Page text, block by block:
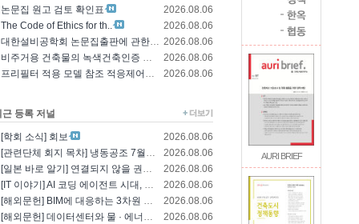
AURI BRIEF
논문집 원고 검토 확인표
2026.08.06
The Code of Ethics for th..
2026.08.06
대한설비공학회 논문집출판에 관한 윤리규정 2026.08.06
비주거용 건축물의 녹색건축인증 에너지 및 환경..
2026.08.06
프리필터 적용 모델 참조 적응제어에 의한 가변..
2026.08.06
근 등록 저널
[학회 소식] 회보
2026.08.06
[관련단체 회지 목차] 냉동공조 7월호(한국냉..
2026.08.06
[일본 바로 알기] 연결되지 않을 권리를 찾는..
2026.08.06
[IT 이야기] AI 코딩 에이전트 시대, 엔..
2026.08.06
[해외문헌] BIM에 대응하는 3차원 건축 설..
2026.08.06
[해외문헌] 데이터센터와 물 · 에너지의 통합..
2026.08.06